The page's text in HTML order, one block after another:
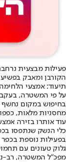
פעילות מבצעית
הקורבן ומאבק
תיעוד: אמצעי
על פי המשטרה,
מחסניות מלאות,
עוד אותרו בזירה אמצעים לוגיסטיים
כלי הנשק שנתפסו
בפעילות נוספת
גלוק טעונים עם תחמושת 9
מפכ"ל המשטרה, רב-